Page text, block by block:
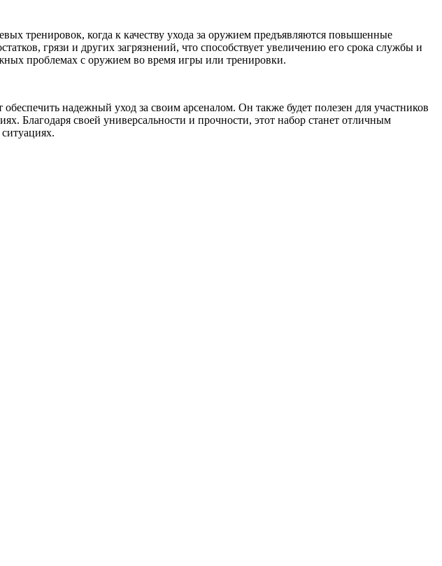
тренировок, когда к качеству ухода за оружием предъявляются повышенные
грязи и других загрязнений, что способствует увеличению его срока службы и
проблемах с оружием во время игры или тренировки.
надежный уход за своим арсеналом. Он также будет полезен для участников
Благодаря своей универсальности и прочности, этот набор станет отличным